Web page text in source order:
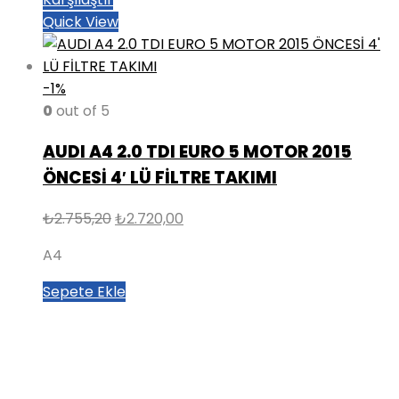
Quick View
-1%
0 out of 5
AUDI A4 2.0 TDI EURO 5 MOTOR 2015
ÖNCESİ 4′ LÜ FİLTRE TAKIMI
₺2.755,20Orijinal
₺2.720,00
A4
Sepete Ekle